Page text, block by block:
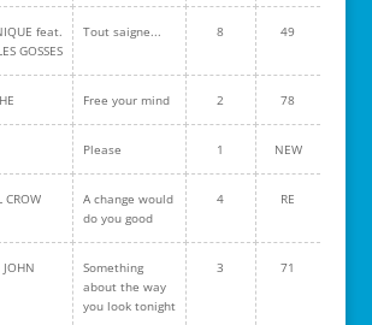
feat.
GOSSES
Tout saigne... 8 49
Free your mind 2 78
Please 1 NEW
CROW
A change would
do you good
4 RE
Something
about the way
you look tonight
3 71